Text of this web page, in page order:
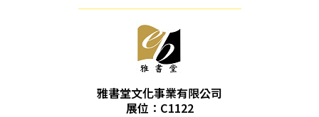
雅書堂文化事業有限公司
展位：C1122